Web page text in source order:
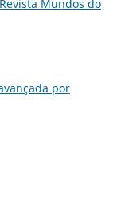
Revista Mundos do
por